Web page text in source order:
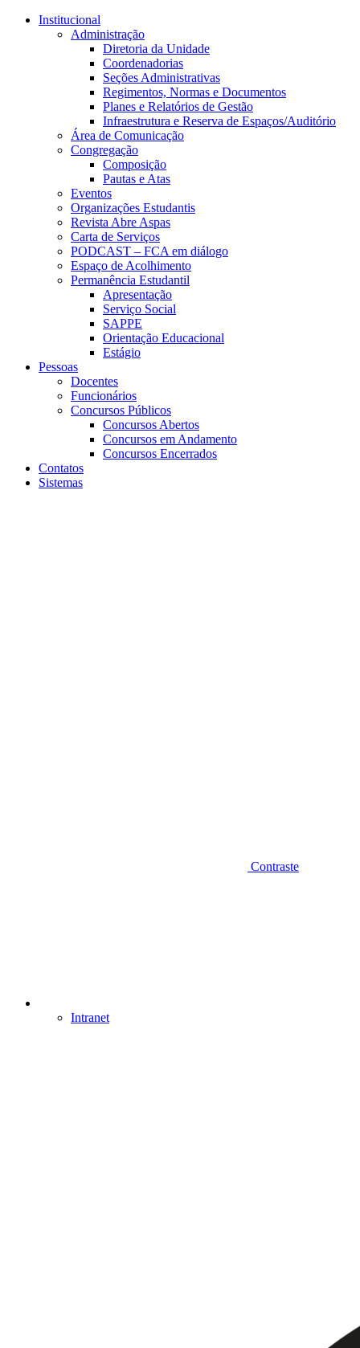
Conteúdo principal
Institucional
Administração
Diretoria da Unidade
Coordenadorias
Seções Administrativas
Regimentos, Normas e Documentos
Planes e Relatórios de Gestão
Infraestrutura e Reserva de Espaços/Auditório
Área de Comunicação
Congregação
Composição
Pautas e Atas
Eventos
Organizações Estudantis
Revista Abre Aspas
Carta de Serviços
PODCAST – FCA em diálogo
Espaço de Acolhimento
Permanência Estudantil
Apresentação
Serviço Social
SAPPE
Orientação Educacional
Estágio
Pessoas
Docentes
Funcionários
Concursos Públicos
Concursos Abertos
Concursos em Andamento
Concursos Encerrados
Contatos
Sistemas
Contraste
Intranet